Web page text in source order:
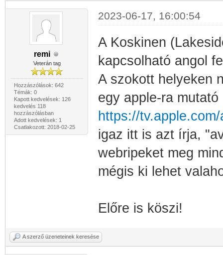
remi
Veterán tag
Hozzászólások: 642
Témák: 0
Kapott kedvelések: 126
kedvelés 118
hozzászólásban
Adott kedvelések: 1
Csatlakozott: 2018-02-25
2023-06-17, 16:00:54
A Koskinen
kapcsolható angol
A szokott helyeken
egy apple-ra mutató
https://
igaz itt is azt írja,
webripeket meg
mégis ki lehet
Előre is köszi!
A szerző üzeneteinek keresése